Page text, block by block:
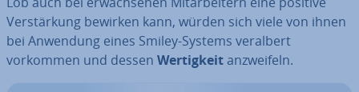
Ver­stär­kung bewirken kann, würden sich viele von ihnen
bei Anwendung eines Smiley-Systems veralbert
vorkommen und dessen Wer­tig­keitan­zwei­feln.